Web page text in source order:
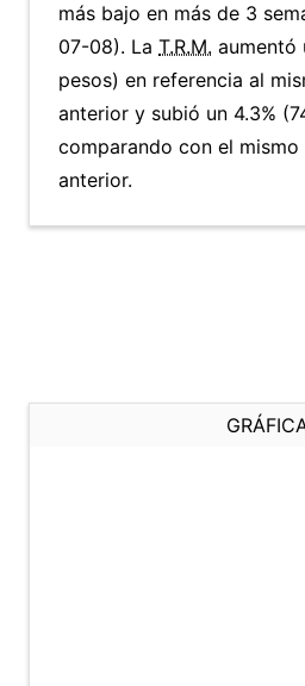
más bajo en más de 3
07-08). La T.R.M. aumentó
pesos) en referencia al
anterior y subió un 4.3%
comparando con el mismo
anterior.